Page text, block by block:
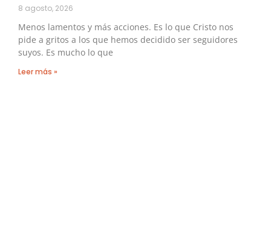
8 agosto, 2026
Menos lamentos y más acciones. Es lo que Cristo nos
pide a gritos a los que hemos decidido ser seguidores
suyos. Es mucho lo que
Leer más »